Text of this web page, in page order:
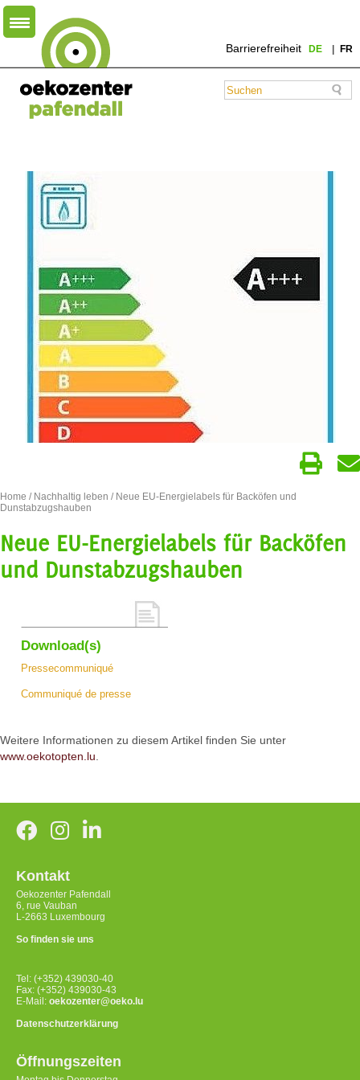
Barrierefreiheit DE FR
Home / Nachhaltig leben / Neue EU-Energielabels für Backöfen und
Dunstabzugshauben
Neue EU-Energielabels für Backöfen
und Dunstabzugshauben
Download(s)
Pressecommuniqué
Communiqué de presse
Weitere Informationen zu diesem Artikel finden Sie unter
www.oekotopten.lu
Kontakt
Oekozenter Pafendall
6, rue Vauban
L-2663 Luxembourg
So finden sie uns
Tel: (+352) 439030-40
Fax: (+352) 439030-43
E-Mail: oekozenter@oeko.lu
Datenschutzerklärung
Öffnungszeiten